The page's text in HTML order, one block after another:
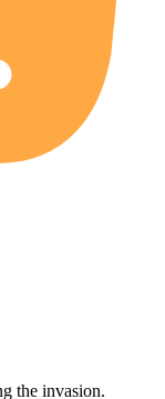
the invasion.